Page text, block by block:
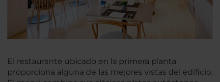
El restaurante ubicado en la primera planta
proporciona alguna de las mejores vistas del edificio.